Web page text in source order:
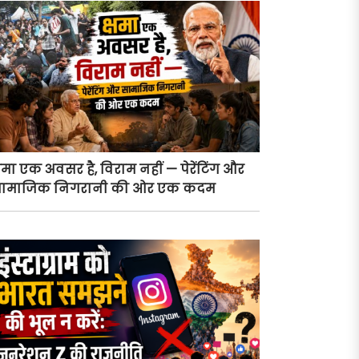
एक अवसर है, विराम नहीं — पेरेंटिंग और
निगरानी की ओर एक कदम